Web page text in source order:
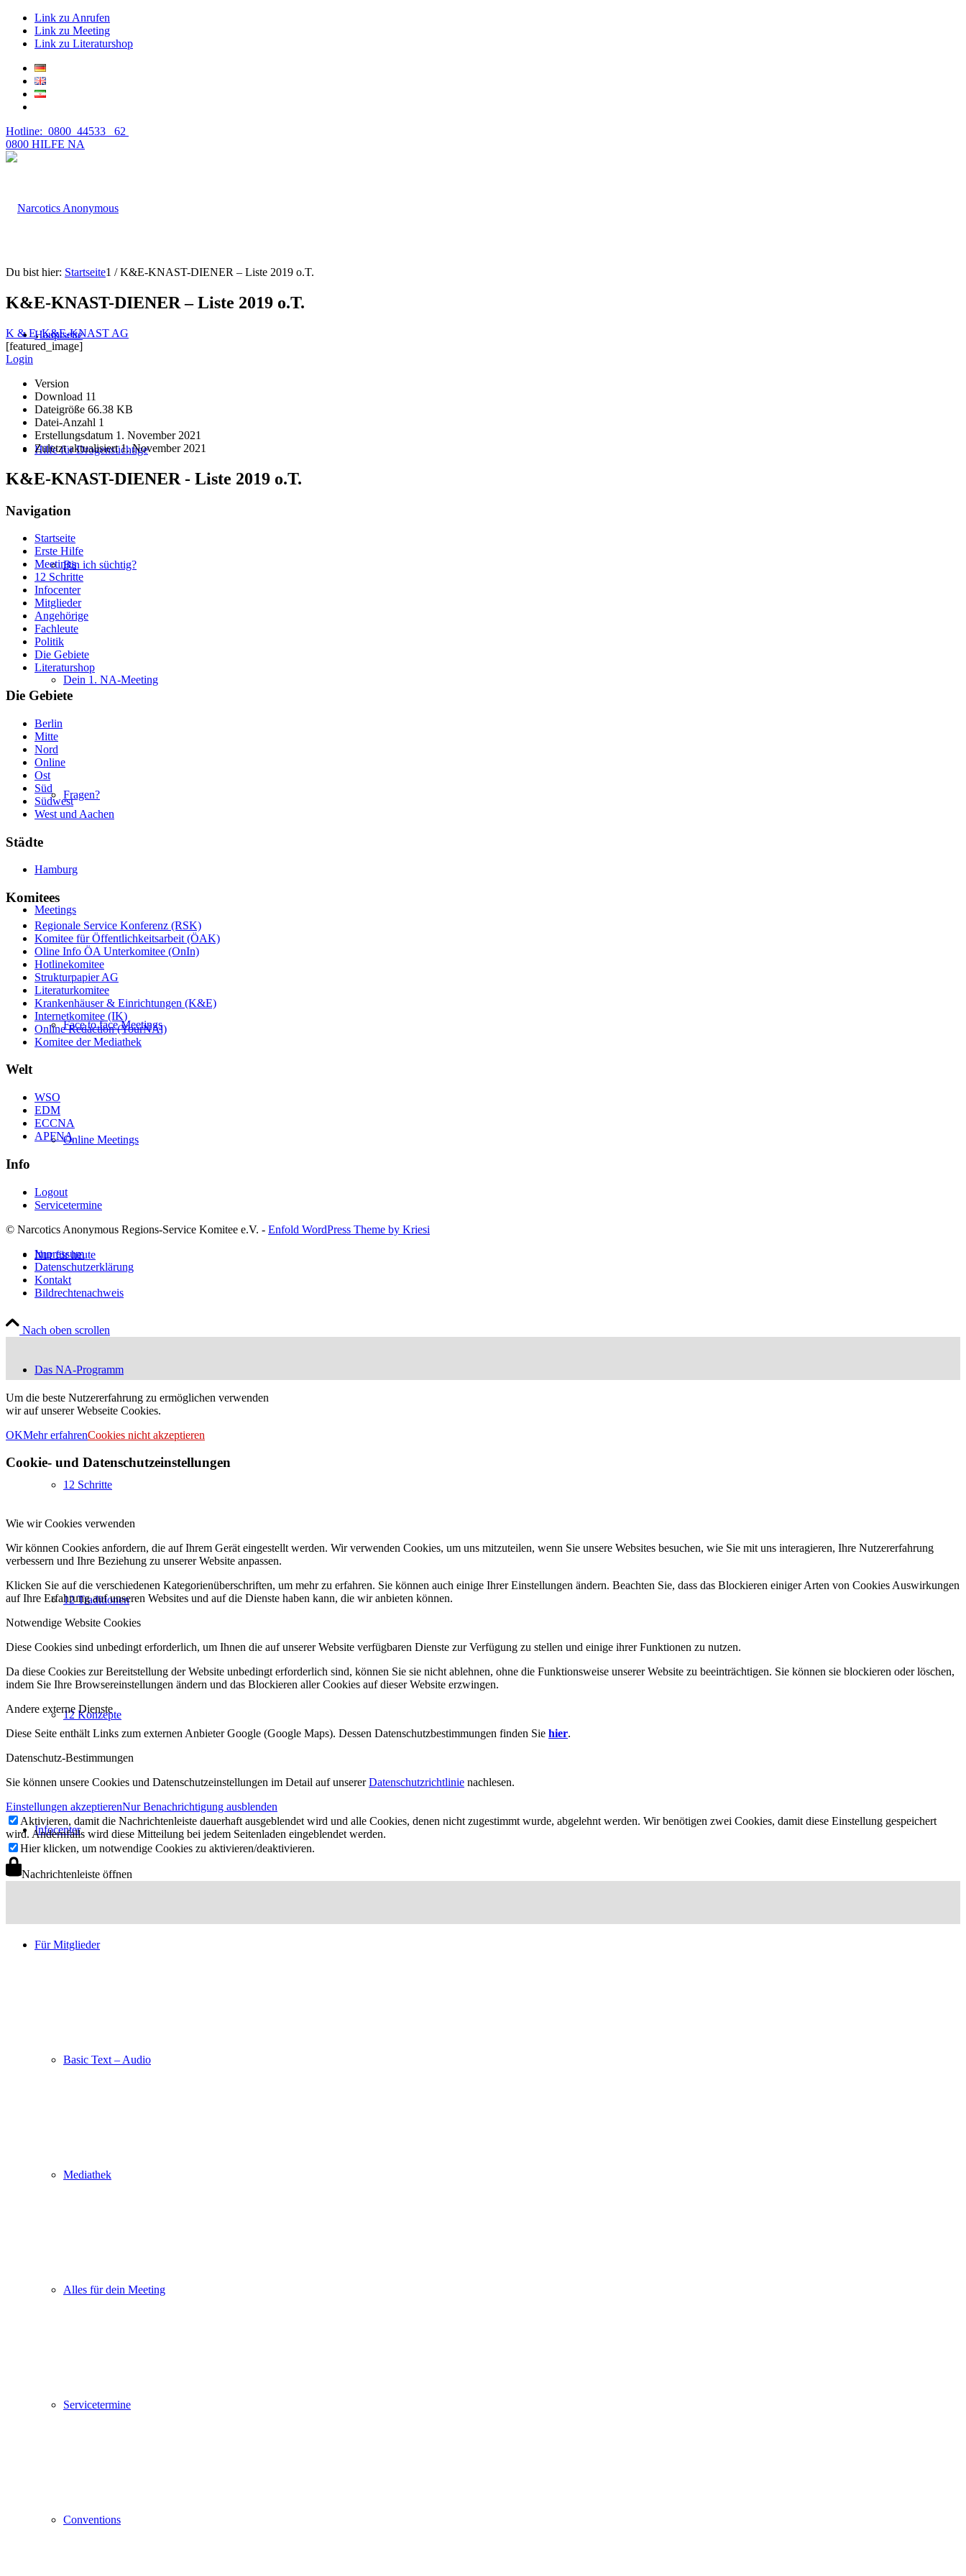
Link zu Anrufen
Link zu Meeting
Link zu Literaturshop
Hotline: 0800 44533 62
0800 HILFE NA
Hauptseite
Hilfe für Drogensüchtige
Bin ich süchtig?
Dein 1. NA-Meeting
Fragen?
Meetings
Face to face Meetings
Online Meetings
Nur für heute
Das NA-Programm
12 Schritte
12 Traditionen
12 Konzepte
Infocenter
Für Mitglieder
Basic Text – Audio
Mediathek
Alles für dein Meeting
Servicetermine
Conventions
Du bist hier: Startseite1 / K&E-KNAST-DIENER – Liste 2019 o.T.
K&E-KNAST-DIENER – Liste 2019 o.T.
K & E,K&E-KNAST AG
[featured_image]
Login
Version
Download 11
Dateigröße 66.38 KB
Datei-Anzahl 1
Erstellungsdatum 1. November 2021
Zuletzt aktualisiert1. November 2021
K&E-KNAST-DIENER - Liste 2019 o.T.
Navigation
Startseite
Erste Hilfe
Meetings
12 Schritte
Infocenter
Mitglieder
Angehörige
Fachleute
Politik
Die Gebiete
Literaturshop
Die Gebiete
Berlin
Mitte
Nord
Online
Ost
Süd
Südwest
West und Aachen
Städte
Hamburg
Komitees
Regionale Service Konferenz (RSK)
Komitee für Öffentlichkeitsarbeit (ÖAK)
Oline Info ÖA Unterkomitee (OnIn)
Hotlinekomitee
Strukturpapier AG
Literaturkomitee
Krankenhäuser & Einrichtungen (K&E)
Internetkomitee (IK)
Online Redaction (YourNAl)
Komitee der Mediathek
Welt
WSO
EDM
ECCNA
APFNA
Info
Logout
Servicetermine
© Narcotics Anonymous Regions-Service Komitee e.V. - Enfold WordPress Theme by Kriesi
Impressum
Datenschutzerklärung
Kontakt
Bildrechtenachweis
Nach oben scrollen
Um die beste Nutzererfahrung zu ermöglichen verwenden
wir auf unserer Webseite Cookies.
OKMehr erfahrenCookies nicht akzeptieren
Cookie- und Datenschutzeinstellungen
Wie wir Cookies verwenden
Wir können Cookies anfordern, die auf Ihrem Gerät eingestellt werden. Wir verwenden Cookies, um uns mitzuteilen, wenn Sie unsere Websites besuchen, wie Sie mit uns interagieren, Ihre Nutzererfahrung
verbessern und Ihre Beziehung zu unserer Website anpassen.
Klicken Sie auf die verschiedenen Kategorienüberschriften, um mehr zu erfahren. Sie können auch einige Ihrer Einstellungen ändern. Beachten Sie, dass das Blockieren einiger Arten von Cookies Auswirkungen
auf Ihre Erfahrung auf unseren Websites und auf die Dienste haben kann, die wir anbieten können.
Notwendige Website Cookies
Diese Cookies sind unbedingt erforderlich, um Ihnen die auf unserer Website verfügbaren Dienste zur Verfügung zu stellen und einige ihrer Funktionen zu nutzen.
Da diese Cookies zur Bereitstellung der Website unbedingt erforderlich sind, können Sie sie nicht ablehnen, ohne die Funktionsweise unserer Website zu beeinträchtigen. Sie können sie blockieren oder löschen,
indem Sie Ihre Browsereinstellungen ändern und das Blockieren aller Cookies auf dieser Website erzwingen.
Andere externe Dienste
Diese Seite enthält Links zum externen Anbieter Google (Google Maps). Dessen Datenschutzbestimmungen finden Sie hier.
Datenschutz-Bestimmungen
Sie können unsere Cookies und Datenschutzeinstellungen im Detail auf unsererDatenschutzrichtlinie nachlesen.
Einstellungen akzeptierenNur Benachrichtigung ausblenden
Aktivieren, damit die Nachrichtenleiste dauerhaft ausgeblendet wird und alle Cookies, denen nicht zugestimmt wurde, abgelehnt werden. Wir benötigen zwei Cookies, damit diese Einstellung gespeichert
wird. Andernfalls wird diese Mitteilung bei jedem Seitenladen eingeblendet werden.
Hier klicken, um notwendige Cookies zu aktivieren/deaktivieren.
Nachrichtenleiste öffnen